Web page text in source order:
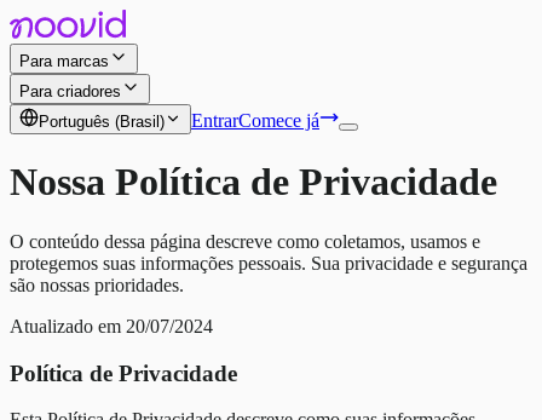
Para marcas
Para criadores
Português (Brasil)
EntrarComece já
Nossa Política de Privacidade
O conteúdo dessa página descreve como coletamos, usamos e
protegemos suas informações pessoais. Sua privacidade e segurança
são nossas prioridades.
Atualizado em 20/07/2024
Política de Privacidade